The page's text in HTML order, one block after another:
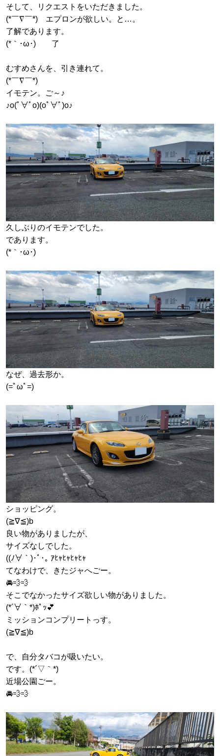
そして、リクエストをいただきました。
(*￣∇￣*) エプロンが欲しい。と…。
了解であります。
(*｀･ω･)ゞ 了
むすめさんを、引き連れて。
(*￣∇￣*)
イモテン。ご～♪
♪o(ﾟ∀ﾟo)(oﾟ∀ﾟ)o♪
久しぶりのイモテンでした。
であります。
(*｀･ω･)ゞ
なぜ、過去形か。
(=ﾟωﾟ=)
ショッピング。
(≧∇≦)b
良い物がありましたが、
サイズなしでした。
((ﾉ∀｀)･ﾟ･｡ ｱﾋｬﾋｬﾋｬﾋｬ
てなわけで、きたジャへごー。
🚘️💨💨
そこでなかったサイズ欲しい物がありました。
(*´∀｀*)ﾎﾟｯ💕
ミッションコンプリートっす。
(≧∇≦)b
で、自分タバコが吸いたい。
です。(*´▽｀*)
近場公園ごー。
🚘️💨💨